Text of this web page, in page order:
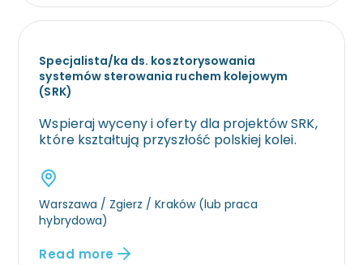
Specjalista/ka ds. kosztorysowania
systemów sterowania ruchem kolejowym
(SRK)
Wspieraj wyceny i oferty dla projektów SRK,
które kształtują przyszłość polskiej kolei.
Warszawa / Zgierz / Kraków (lub praca
hybrydowa)
Read more